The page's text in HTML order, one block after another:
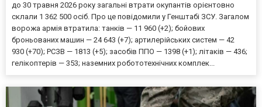
до 30 травня 2026 року загальні втрати окупантів орієнтовно
склали 1 362 500 осіб. Про це повідомили у Генштабі ЗСУ. Загалом
ворожа армія втратила: танків — 11 960 (+2); бойових
броньованих машин — 24 643 (+7); артилерійських систем — 42
930 (+70); РСЗВ — 1813 (+5); засобів ППО — 1398 (+1); літаків — 436;
гелікоптерів — 353; наземних робототехнічних комплек...